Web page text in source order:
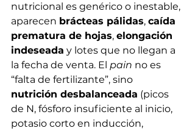
nutricional es genérico o inestable,
aparecen brácteas pálidas, caída
prematura de hojas, elongación
indeseada y lotes que no llegan a
la fecha de venta. El pain no es
“falta de fertilizante”, sino
nutrición desbalanceada (picos
de N, fósforo insuficiente al inicio,
potasio corto en inducción,